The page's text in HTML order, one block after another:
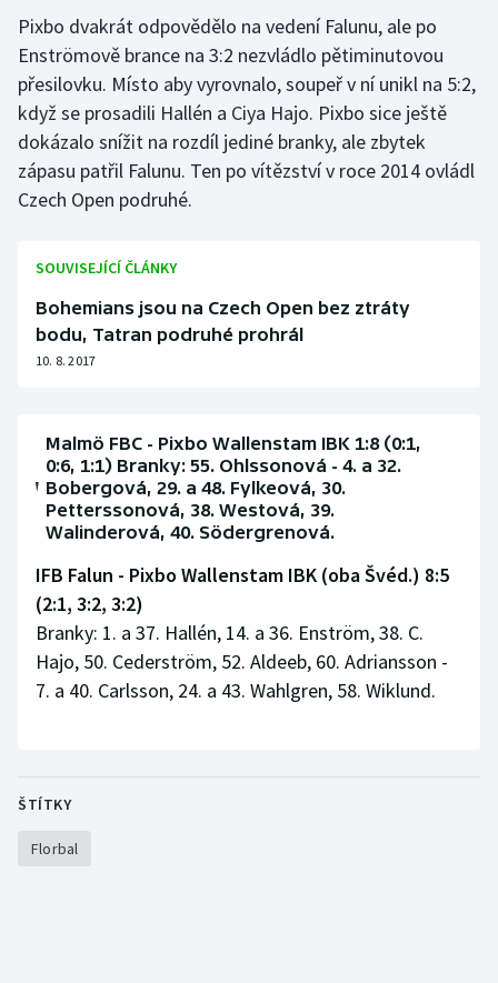
Veslování
Vodní slalom
Volejbal
Pixbo dvakrát odpovědělo na vedení Falunu, ale po
Enströmově brance na 3:2 nezvládlo pětiminutovou
přesilovku. Místo aby vyrovnalo, soupeř v ní unikl na 5:2,
když se prosadili Hallén a Ciya Hajo. Pixbo sice ještě
dokázalo snížit na rozdíl jediné branky, ale zbytek
zápasu patřil Falunu. Ten po vítězství v roce 2014 ovládl
Czech Open podruhé.
SOUVISEJÍCÍ ČLÁNKY
Bohemians jsou na Czech Open bez ztráty
bodu, Tatran podruhé prohrál
10. 8. 2017
Malmö FBC - Pixbo Wallenstam IBK 1:8 (0:1,
0:6, 1:1) Branky: 55. Ohlssonová - 4. a 32.
Bobergová, 29. a 48. Fylkeová, 30.
Petterssonová, 38. Westová, 39.
Walinderová, 40. Södergrenová.
IFB Falun - Pixbo Wallenstam IBK (oba Švéd.) 8:5
(2:1, 3:2, 3:2)
Branky: 1. a 37. Hallén, 14. a 36. Enström, 38. C.
Hajo, 50. Cederström, 52. Aldeeb, 60. Adriansson -
7. a 40. Carlsson, 24. a 43. Wahlgren, 58. Wiklund.
ŠTÍTKY
Florbal